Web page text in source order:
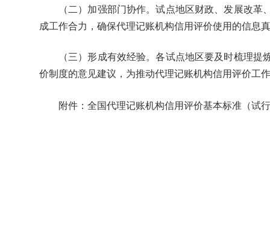
（二）加强部门协作。试点地区财政、发展改革
成工作合力，确保代理记账机构信用评价使用的信息
（三）形成有效经验。各试点地区要及时梳理提
价制度的意见建议，为推动代理记账机构信用评价工
附件： 全国代理记账机构信用评价基本标准（试